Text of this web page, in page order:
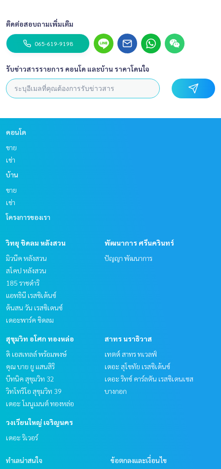
ติดต่อสอบถามเพิ่มเติม
065-619-9198
รับข่าวสารรายการ คอนโด และบ้าน ราคาโดนใจ
คอนโด
ขาย
เช่า
บ้าน
ขาย
เช่า
โครงการของเรา
วิทยุ ชิดลม หลังสวน
มิวนีค หลังสวน
สโคป หลังสวน
185 ราชดำริ
แอทธินี เรสซิเด้นซ์
ต้นสน วัน เรสซิเดนซ์
เดอะพาร์ค ชิดลม
พัฒนาการ ศรีนครินทร์
ปัญญา พัฒนาการ
สุขุมวิท อโศก ทองหล่อ
ดิ เอสเทลล์ พร้อมพงษ์
คุณ บาย ยู แสนสิริ
บีทนิค สุขุมวิท 32
วิทโทริโอ สุขุมวิท 39
เดอะ โมนูเมนต์ ทองหล่อ
สาทร นราธิวาส
เทตต์ สาทร ทเวลฟ์
เดอะ สุโขทัย เรสซิเด้นซ์
เดอะ ริทซ์ คาร์ลตัน เรสซิเดนเซส
บางกอก
วงเวียนใหญ่ เจริญนคร
เดอะ ริเวอร์
ทำเลน่าสนใจ ข้อตกลงและเงื่อนไข